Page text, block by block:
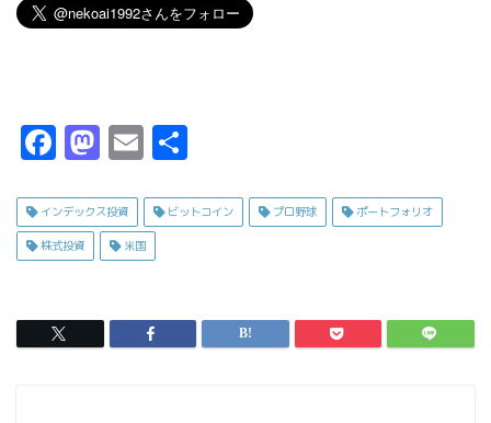
F
c
e
o
o
M
s
t
d
o
E
ai
l
インデックス投資 ビットコイン プロ野球 ポートフォリオ
株式投資 米国